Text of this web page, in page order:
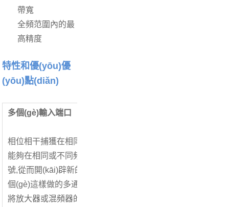
帶寬
全頻范圍內的最
高精度
特性和優(yōu)優
(yōu)點(diǎn)
多個(gè)輸入端口
相位相干捕獲在相同或不同頻率下
能夠在相同或不同頻率下捕獲寬帶、調制相相相
號,從而開(kāi)辟新的測量場(chǎng)景。FSWX 是
個(gè)這樣做的多通道信號和頻譜分析儀。
將放大器或混頻器的輸出信號與來(lái)自輸入的調制參考信號